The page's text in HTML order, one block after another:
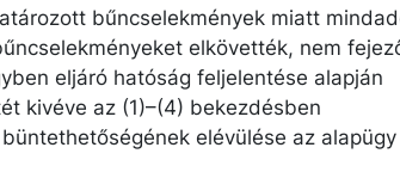
bűncselekmények miatt
elkövették, nem
eljáró hatóság feljelentése alapján
kivéve az (1)–(4) bekezdésben
elévülése az alapügy